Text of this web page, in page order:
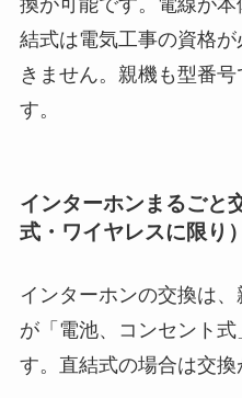
換が可能です。電線が
結式は電気工事の資格
きません。親機も型番
す。
インターホンまるごと
式・ワイヤレスに限り）
インターホンの交換は
が「電池、コンセント
す。直結式の場合は交換